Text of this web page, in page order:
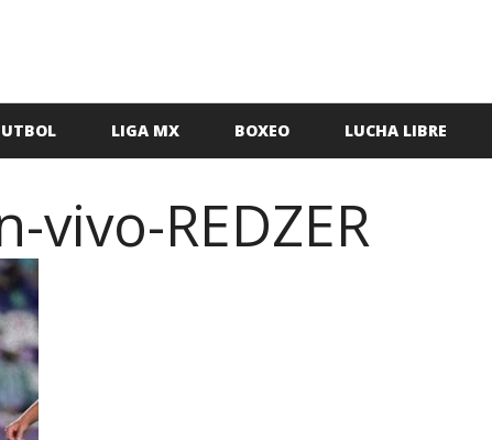
LIGA MX BOXEO LUCHA LIBRE
vivo-REDZER